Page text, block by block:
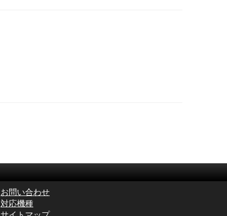
お問い合わせ
対応機種